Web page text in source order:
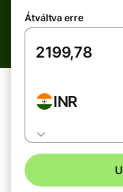
Átváltva erre
INR